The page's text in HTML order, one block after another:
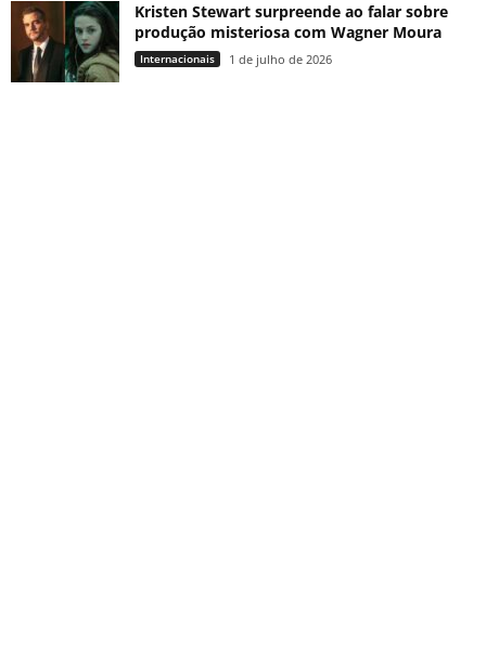
Kristen Stewart surpreende ao falar sobre
produção misteriosa com Wagner Moura
Internacionais 1 de julho de 2026